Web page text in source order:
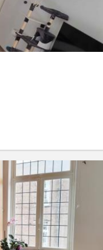
KV 1374
rooms already rented)
during the day by 2
on line =
2025 Wooden floors,
Interior courtyard,...